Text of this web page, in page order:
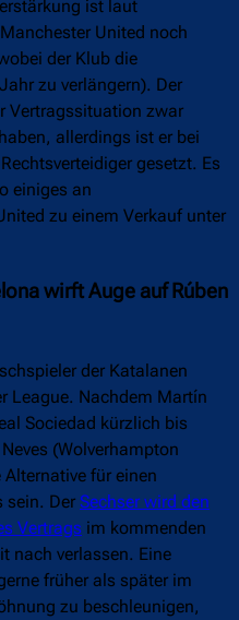
ist laut
United noch
der Klub die
zu verlängern). Der
Vertragssituation zwar
allerdings ist er bei
gesetzt. Es
einiges an
zu einem Verkauf unter
wirft Auge auf Rúben
der Katalanen
League. Nachdem Martín
Sociedad kürzlich bis
(Wolverhampton
für einen
sein. Der Sechser wird den
Vertrags im kommenden
nach verlassen. Eine
früher als später im
zu beschleunigen,